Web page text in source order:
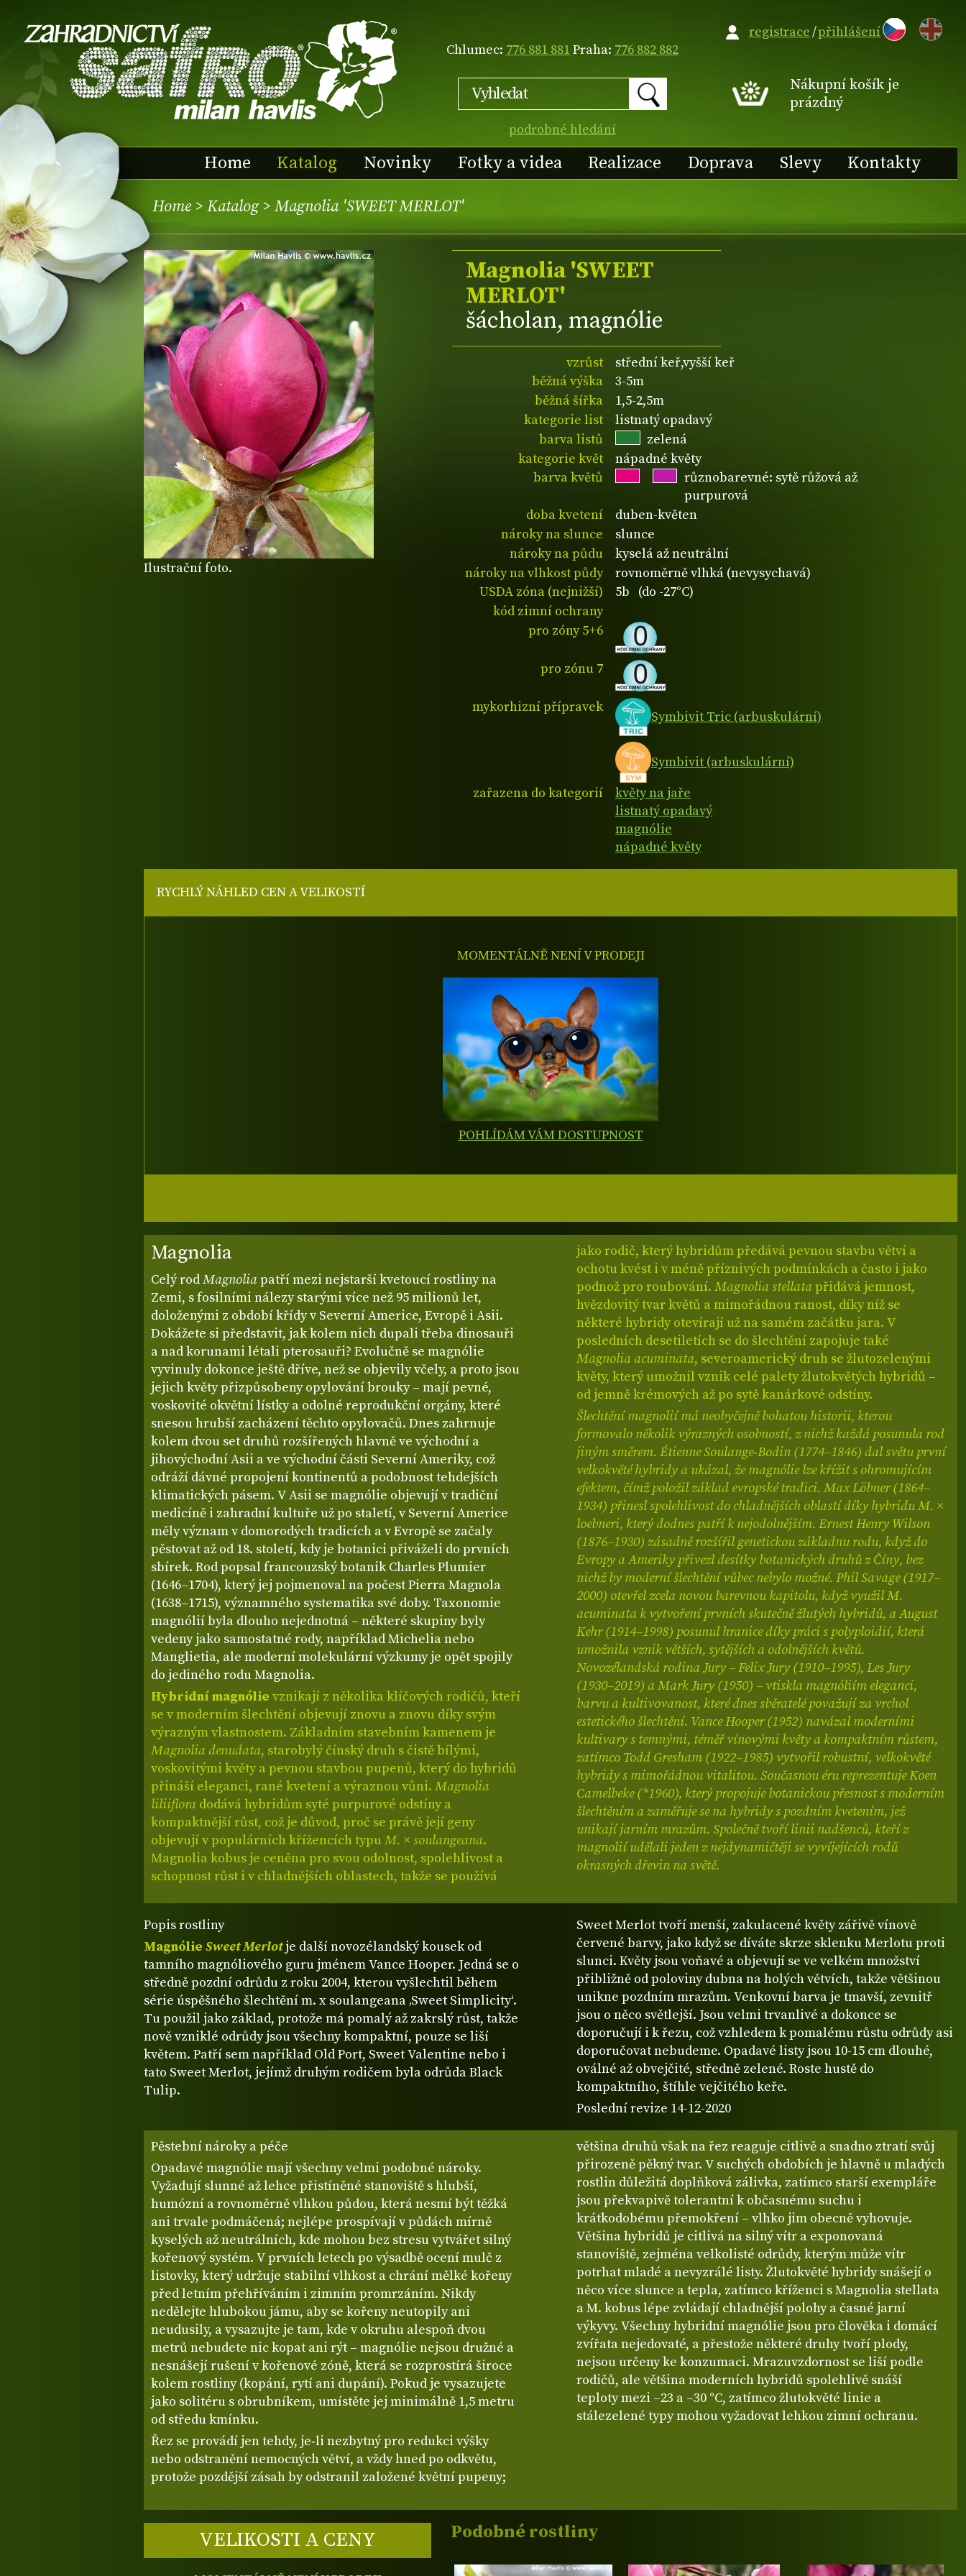
Chlumec: 776 881 881Praha: 776 882 882
podrobné hledání
EN
Nákupní košík je
prázdný
Home Katalog Novinky Fotky a videa Realizace Doprava Slevy Kontakty
registrace/přihlášení
Home > Katalog> Magnolia 'SWEET MERLOT'
Ilustrační foto.
Magnolia 'SWEET
MERLOT'
šácholan, magnólie
vzrůst
střední keř,vyšší keř
běžná výška
3-5m
běžná šířka
1,5-2,5m
kategorie list
listnatý opadavý
barva listů
zelená
kategorie květ
nápadné květy
barva květů
různobarevné: sytě růžová až
purpurová
doba kvetení
duben-květen
nároky na slunce
slunce
nároky na půdu
kyselá až neutrální
nároky na vlhkost půdy
rovnoměrně vlhká (nevysychavá)
USDA zóna (nejnižší)
5b (do -27°C)
kód zimní ochrany
pro zóny 5+6
pro zónu 7
mykorhizní přípravek
Symbivit Tric (arbuskulární)
Symbivit (arbuskulární)
zařazena do kategorií
květy na jaře
listnatý opadavý
magnólie
nápadné květy
Magnolia
Celý rodMagnoliapatří mezi nejstarší kvetoucí rostliny na
Zemi, s fosilními nálezy starými více než 95 milionů let,
doloženými z období křídy v Severní Americe, Evropě i Asii.
Dokážete si představit, jak kolem nich dupali třeba dinosauři
a nad korunami létali pterosauři? Evolučně se magnólie
vyvinuly dokonce ještě dříve, než se objevily včely, a proto jsou
jejich květy přizpůsobeny opylování brouky – mají pevné,
voskovité okvětní lístky a odolné reprodukční orgány, které
snesou hrubší zacházení těchto opylovačů. Dnes zahrnuje
kolem dvou set druhů rozšířených hlavně ve východní a
jihovýchodní Asii a ve východní části Severní Ameriky, což
odráží dávné propojení kontinentů a podobnost tehdejších
klimatických pásem. V Asii se magnólie objevují v tradiční
medicíně i zahradní kultuře už po staletí, v Severní Americe
měly význam v domorodých tradicích a v Evropě se začaly
pěstovat až od 18. století, kdy je botanici přiváželi do prvních
sbírek. Rod popsal francouzský botanik Charles Plumier
(1646–1704), který jej pojmenoval na počest Pierra Magnola
(1638–1715), významného systematika své doby. Taxonomie
magnólií byla dlouho nejednotná – některé skupiny byly
vedeny jako samostatné rody, například Michelia nebo
Manglietia, ale moderní molekulární výzkumy je opět spojily
do jediného rodu Magnolia.
Hybridní magnólie vznikají z několika klíčových rodičů, kteří
se v moderním šlechtění objevují znovu a znovu díky svým
výrazným vlastnostem. Základním stavebním kamenem je
Magnolia denudata, starobylý čínský druh s čistě bílými,
voskovitými květy a pevnou stavbou pupenů, který do hybridů
přináší eleganci, rané kvetení a výraznou vůni. Magnolia
liliiflora dodává hybridům syté purpurové odstíny a
kompaktnější růst, což je důvod, proč se právě její geny
objevují v populárních křížencích typu M. × soulangeana.
Magnolia kobus je ceněna pro svou odolnost, spolehlivost a
schopnost růst i v chladnějších oblastech, takže se používá
jako rodič, který hybridům předává pevnou stavbu větví a
ochotu kvést i v méně příznivých podmínkách a často i jako
podnož pro roubování.Magnolia stellatapřidává jemnost,
hvězdovitý tvar květů a mimořádnou ranost, díky níž se
některé hybridy otevírají už na samém začátku jara. V
posledních desetiletích se do šlechtění zapojuje také
Magnolia acuminata, severoamerický druh se žlutozelenými
květy, který umožnil vznik celé palety žlutokvětých hybridů –
od jemně krémových až po sytě kanárkové odstíny.
Šlechtění magnolií má neobyčejně bohatou historii, kterou
formovalo několik výrazných osobností, z nichž každá posunula rod
jiným směrem. Étienne Soulange‑Bodin (1774–1846) dal světu první
velkokvěté hybridy a ukázal, že magnólie lze křížit s ohromujícím
efektem, čímž položil základ evropské tradici. Max Löbner (1864–
1934) přinesl spolehlivost do chladnějších oblastí díky hybridu M. ×
loebneri, který dodnes patří k nejodolnějším. Ernest Henry Wilson
(1876–1930) zásadně rozšířil genetickou základnu rodu, když do
Evropy a Ameriky přivezl desítky botanických druhů z Číny, bez
nichž by moderní šlechtění vůbec nebylo možné. Phil Savage (1917–
2000) otevřel zcela novou barevnou kapitolu, když využil M.
acuminata k vytvoření prvních skutečně žlutých hybridů, a August
Kehr (1914–1998) posunul hranice díky práci s polyploidií, která
umožnila vznik větších, sytějších a odolnějších květů.
Novozélandská rodina Jury – Felix Jury (1910–1995), Les Jury
(1930–2019) a Mark Jury (1950) – vtiskla magnóliím eleganci,
barvu a kultivovanost, které dnes sběratelé považují za vrchol
estetického šlechtění. Vance Hooper (1952) navázal moderními
kultivary s temnými, téměř vínovými květy a kompaktním růstem,
zatímco Todd Gresham (1922–1985) vytvořil robustní, velkokvěté
hybridy s mimořádnou vitalitou. Současnou éru reprezentuje Koen
Camelbeke (*1960), který propojuje botanickou přesnost s moderním
šlechtěním a zaměřuje se na hybridy s pozdním kvetením, jež
unikají jarním mrazům. Společně tvoří linii nadšenců, kteří z
magnolií udělali jeden z nejdynamičtěji se vyvíjejících rodů
okrasných dřevin na světě.
Popis rostliny
Magnólie Sweet Merlotje další novozélandský kousek od
tamního magnóliového guru jménem Vance Hooper. Jedná se o
středně pozdní odrůdu z roku 2004, kterou vyšlechtil během
série úspěšného šlechtění m. x soulangeana ‚Sweet Simplicity‘.
Tu použil jako základ, protože má pomalý až zakrslý růst, takže
nově vzniklé odrůdy jsou všechny kompaktní, pouze se liší
květem. Patří sem například Old Port, Sweet Valentine nebo i
tato Sweet Merlot, jejímž druhým rodičem byla odrůda Black
Tulip.
Sweet Merlot tvoří menší, zakulacené květy zářivě vínově
červené barvy, jako když se díváte skrze sklenku Merlotu proti
slunci. Květy jsou voňavé a objevují se ve velkém množství
přibližně od poloviny dubna na holých větvích, takže většinou
unikne pozdním mrazům. Venkovní barva je tmavší, zevnitř
jsou o něco světlejší. Jsou velmi trvanlivé a dokonce se
doporučují i k řezu, což vzhledem k pomalému růstu odrůdy asi
doporučovat nebudeme. Opadavé listy jsou 10-15 cm dlouhé,
oválné až obvejčité, středně zelené. Roste hustě do
kompaktního, štíhle vejčitého keře.
Poslední revize 14-12-2020
Pěstební nároky a péče
Opadavé magnólie mají všechny velmi podobné nároky.
Vyžadují slunné až lehce přistíněné stanoviště s hlubší,
humózní a rovnoměrně vlhkou půdou, která nesmí být těžká
ani trvale podmáčená; nejlépe prospívají v půdách mírně
kyselých až neutrálních, kde mohou bez stresu vytvářet silný
kořenový systém. V prvních letech po výsadbě ocení mulč z
listovky, který udržuje stabilní vlhkost a chrání mělké kořeny
před letním přehříváním i zimním promrzáním. Nikdy
nedělejte hlubokou jámu, aby se kořeny neutopily ani
neudusily, a vysazujte je tam, kde v okruhu alespoň dvou
metrů nebudete nic kopat ani rýt – magnólie nejsou družné a
nesnášejí rušení v kořenové zóně, která se rozprostírá široce
kolem rostliny (kopání, rytí ani dupání). Pokud je vysazujete
jako solitéru s obrubníkem, umístěte jej minimálně 1,5 metru
od středu kmínku.
Řez se provádí jen tehdy, je‑li nezbytný pro redukci výšky
nebo odstranění nemocných větví, a vždy hned po odkvětu,
protože pozdější zásah by odstranil založené květní pupeny;
většina druhů však na řez reaguje citlivě a snadno ztratí svůj
přirozeně pěkný tvar. V suchých obdobích je hlavně u mladých
rostlin důležitá doplňková zálivka, zatímco starší exempláře
jsou překvapivě tolerantní k občasnému suchu i
krátkodobému přemokření – vlhko jim obecně vyhovuje.
Většina hybridů je citlivá na silný vítr a exponovaná
stanoviště, zejména velkolisté odrůdy, kterým může vítr
potrhat mladé a nevyzrálé listy. Žlutokvěté hybridy snášejí o
něco více slunce a tepla, zatímco kříženci s Magnolia stellata
a M. kobus lépe zvládají chladnější polohy a časné jarní
výkyvy. Všechny hybridní magnólie jsou pro člověka i domácí
zvířata nejedovaté, a přestože některé druhy tvoří plody,
nejsou určeny ke konzumaci. Mrazuvzdornost se liší podle
rodičů, ale většina moderních hybridů spolehlivě snáší
teploty mezi –23 a –30 °C, zatímco žlutokvěté linie a
stálezelené typy mohou vyžadovat lehkou zimní ochranu.
VELIKOSTI A CENY
RYCHLÝ NÁHLED CEN A VELIKOSTÍ
MOMENTÁLNĚ NENÍ V PRODEJI
POHLÍDÁM VÁM DOSTUPNOST
Podobné rostliny